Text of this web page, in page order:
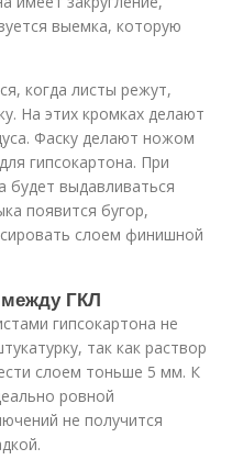
выемка, которую
когда листы режут,
На этих кромках делают
Фаску делают ножом
гипсокартона. При
будет выдавливаться
появится бугор,
слоем финишной
ГКЛ
гипсокартона не
так как раствор
слоем тоньше 5 мм. К
ровной
не получится